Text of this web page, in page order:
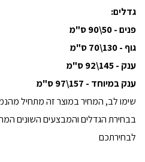
גדלים:
פנים - 50\90 ס"מ
גוף - 130\70 ס"מ
ענק - 145\92 ס"מ
ענק במיוחד - 157\97 ס"מ
שימו לב, המחיר במוצר זה מתחיל מהנמוך
בבחירת הגדלים והמבצעים השונים
לבחירתכם